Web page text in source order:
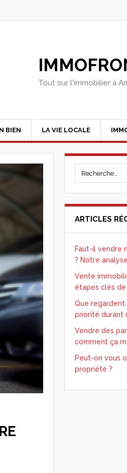
Tout sur l'immobilier à
BIEN LA VIE LOCALE
ARTICLES
Faut-il vendre
? Notre
Vente
étapes clés de
Que regardent
priorité durant
Vendre des
comment ça
Peut-on vous
propriété ?